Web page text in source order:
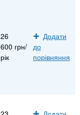
26
600 грн/
рік
Додати
до
порівняння